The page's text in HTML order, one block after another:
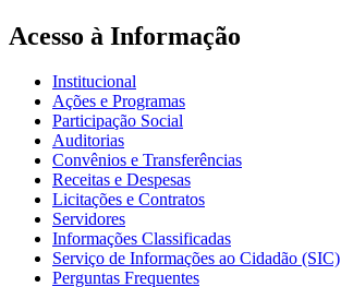
Acesso à Informação
Institucional
Ações e Programas
Participação Social
Auditorias
Convênios e Transferências
Receitas e Despesas
Licitações e Contratos
Servidores
Informações Classificadas
Serviço de Informações ao Cidadão (SIC)
Perguntas Frequentes